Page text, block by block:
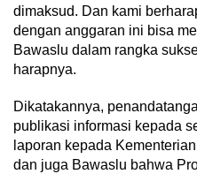
dimaksud. Dan kami
dengan anggaran ini bisa
Bawaslu dalam rangka
harapnya.
Dikatakannya,
publikasi informasi kepada
laporan kepada
dan juga Bawaslu bahwa